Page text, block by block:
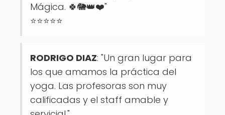
Mágica. 🍀🐘👑❤️"
⭐⭐⭐⭐⭐
RODRIGO DIAZ: "Un gran lugar para
los que amamos la práctica del
yoga. Las profesoras son muy
calificadas y el staff amable y